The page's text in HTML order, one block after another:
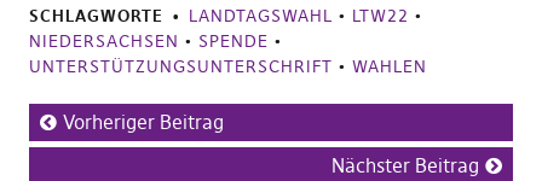
SCHLAGWORTE LANDTAGSWAHL • LTW22 •
NIEDERSACHSEN • SPENDE •
UNTERSTÜTZUNGSUNTERSCHRIFT • WAHLEN
Vorheriger Beitrag
Nächster Beitrag